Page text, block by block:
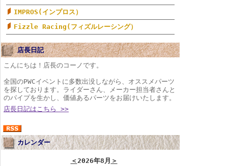
IMPROS(インプロス）
Fizzle Racing(フィズルレーシング）
店長日記
こんにちは！店長のコーノです。
全国のPWCイベントに多数出没しながら、オススメパーツ
を探しております。ライダーさん、メーカー担当者さんと
のパイプを生かし、価値あるパーツをお届けいたします。
店長日記はこちら >>
カレンダー
＜ 2026年8月 ＞